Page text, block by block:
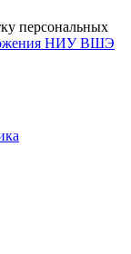
персональных
НИУ ВШЭ